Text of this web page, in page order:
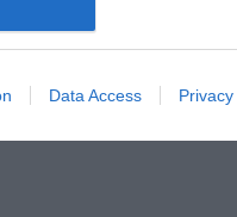
Data Access